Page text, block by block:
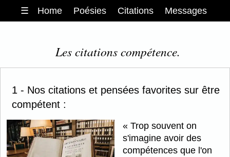
☰ Home Poésies Citations Messages
Les citations compétence.
1 - Nos citations et pensées favorites sur être
compétent :
Trop souvent on
s'imagine avoir des
compétences que l'on